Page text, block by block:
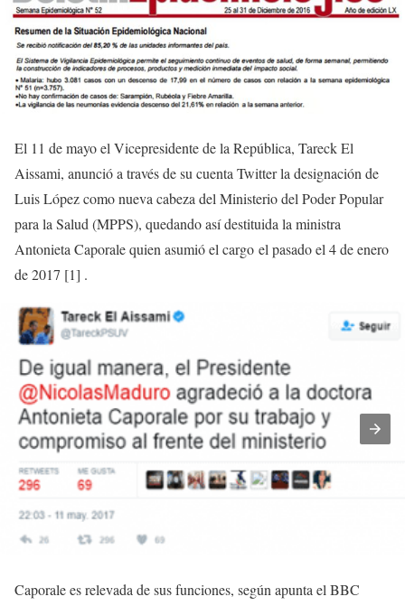
El 11 de mayo el Vicepresidente de la República, Tareck El
Aissami, anunció a través de su cuenta Twitter la designación de
Luis López como nueva cabeza del Ministerio del Poder Popular
para la Salud (MPPS), quedando así destituida la ministra
Antonieta Caporale quien asumió el cargo el pasado el 4 de enero
de 2017 [1] .
Caporale es relevada de sus funciones, según apunta el BBC